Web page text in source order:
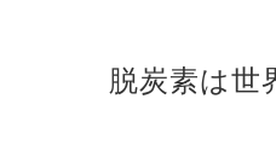
脱炭素は世